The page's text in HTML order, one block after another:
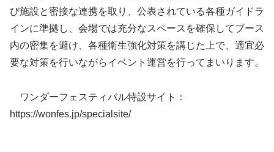
び施設と密接な連携を取り、公表されている各種ガイドラ
インに準拠し、会場では充分なスペースを確保してブース
内の密集を避け、各種衛生強化対策を講じた上で、適宜必
要な対策を行いながらイベント運営を行ってまいります。
ワンダーフェスティバル特設サイト：
https://wonfes.jp/specialsite/